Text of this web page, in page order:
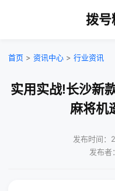
拨号
首页 > 资讯中心 > 行业资讯
实用实战!长沙新
麻将机
发布时间
发布者